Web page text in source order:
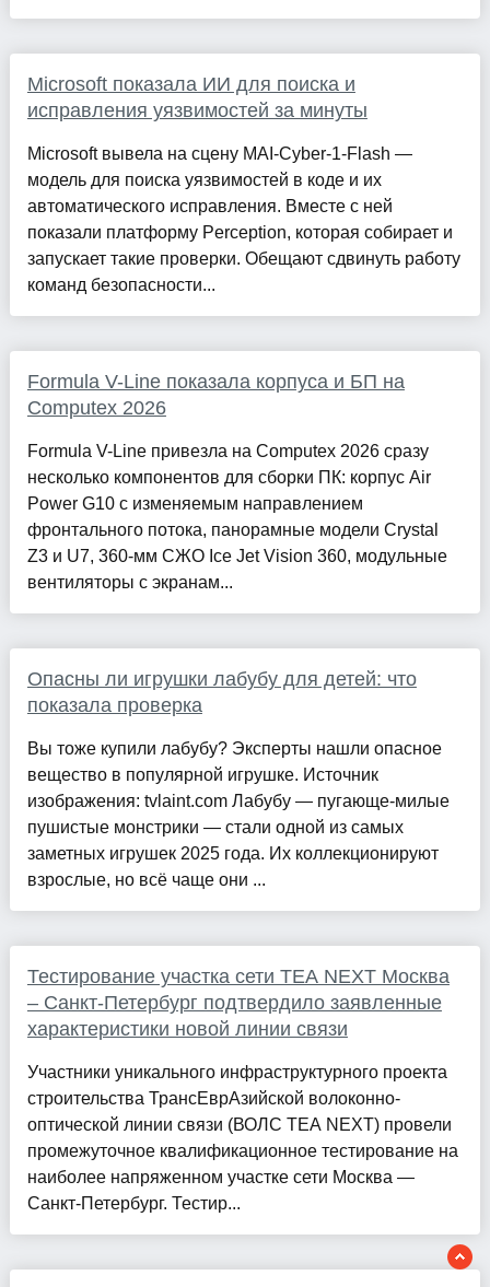
Microsoft показала ИИ для поиска и
исправления уязвимостей за минуты
Microsoft вывела на сцену MAI-Cyber-1-Flash —
модель для поиска уязвимостей в коде и их
автоматического исправления. Вместе с ней
показали платформу Perception, которая собирает и
запускает такие проверки. Обещают сдвинуть работу
команд безопасности...
Formula V-Line показала корпуса и БП на
Computex 2026
Formula V-Line привезла на Computex 2026 сразу
несколько компонентов для сборки ПК: корпус Air
Power G10 с изменяемым направлением
фронтального потока, панорамные модели Crystal
Z3 и U7, 360-мм СЖО Ice Jet Vision 360, модульные
вентиляторы с экранам...
Опасны ли игрушки лабубу для детей: что
показала проверка
Вы тоже купили лабубу? Эксперты нашли опасное
вещество в популярной игрушке. Источник
изображения: tvlaint.com Лабубу — пугающе-милые
пушистые монстрики — стали одной из самых
заметных игрушек 2025 года. Их коллекционируют
взрослые, но всё чаще они ...
Тестирование участка сети TEA NEXT Москва
– Санкт-Петербург подтвердило заявленные
характеристики новой линии связи
Участники уникального инфраструктурного проекта
строительства ТрансЕврАзийской волоконно-
оптической линии связи (ВОЛС TEA NEXT) провели
промежуточное квалификационное тестирование на
наиболее напряженном участке сети Москва —
Санкт-Петербург. Тестир...